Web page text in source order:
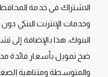
الاشتراك في خدمة
وخدمات الإنترنت البنكي
البنوك، هذا بالإضافة إلى
ضخ تمويل بأسعار فائدة
والمتوسطة ومتناهية